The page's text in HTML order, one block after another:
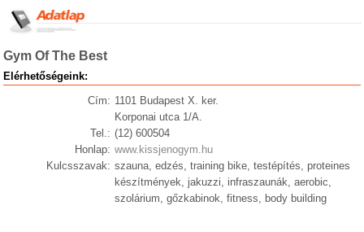
Gym Of The Best
Elérhetőségeink:
Cím: 1101 Budapest X. ker.
Korponai utca 1/A.
Tel.: (12) 600504
Honlap: www.kissjenogym.hu
Kulcsszavak: szauna, edzés, training bike, testépítés, proteines
készítmények, jakuzzi, infraszaunák, aerobic,
szolárium, gőzkabinok, fitness, body building